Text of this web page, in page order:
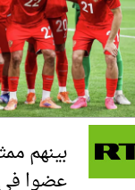
عضوا